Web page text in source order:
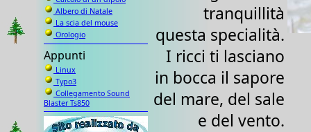
Albero di Natale
La scia del mouse
Orologio
Appunti
Linux
Typo3
Collegamento Sound
Blaster Ts850
tranquillità
questa specialità.
I ricci ti lasciano
in bocca il sapore
del mare, del sale
e del vento.